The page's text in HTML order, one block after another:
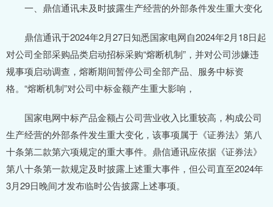
一、鼎信通讯未及时披露生产经营的外部条件发生重大变化
鼎信通讯于2024年2月27日知悉国家电网自2024年2月18日起
对公司全部采购品类启动招标采购“熔断机制”，并对公司涉嫌违
规事项启动调查，熔断期间暂停公司全部产品、服务中标资
格。“熔断机制”对公司中标金额产生重大影响，
国家电网中标产品金额占公司营业收入比重较高，构成公司
生产经营的外部条件发生重大变化，该事项属于《证券法》第八
十条第二款第六项规定的重大事件。鼎信通讯应依据《证券法》
第八十条第一款规定及时披露上述重大事件，但公司直至2024年
3月29日晚间才发布临时公告披露上述事项。